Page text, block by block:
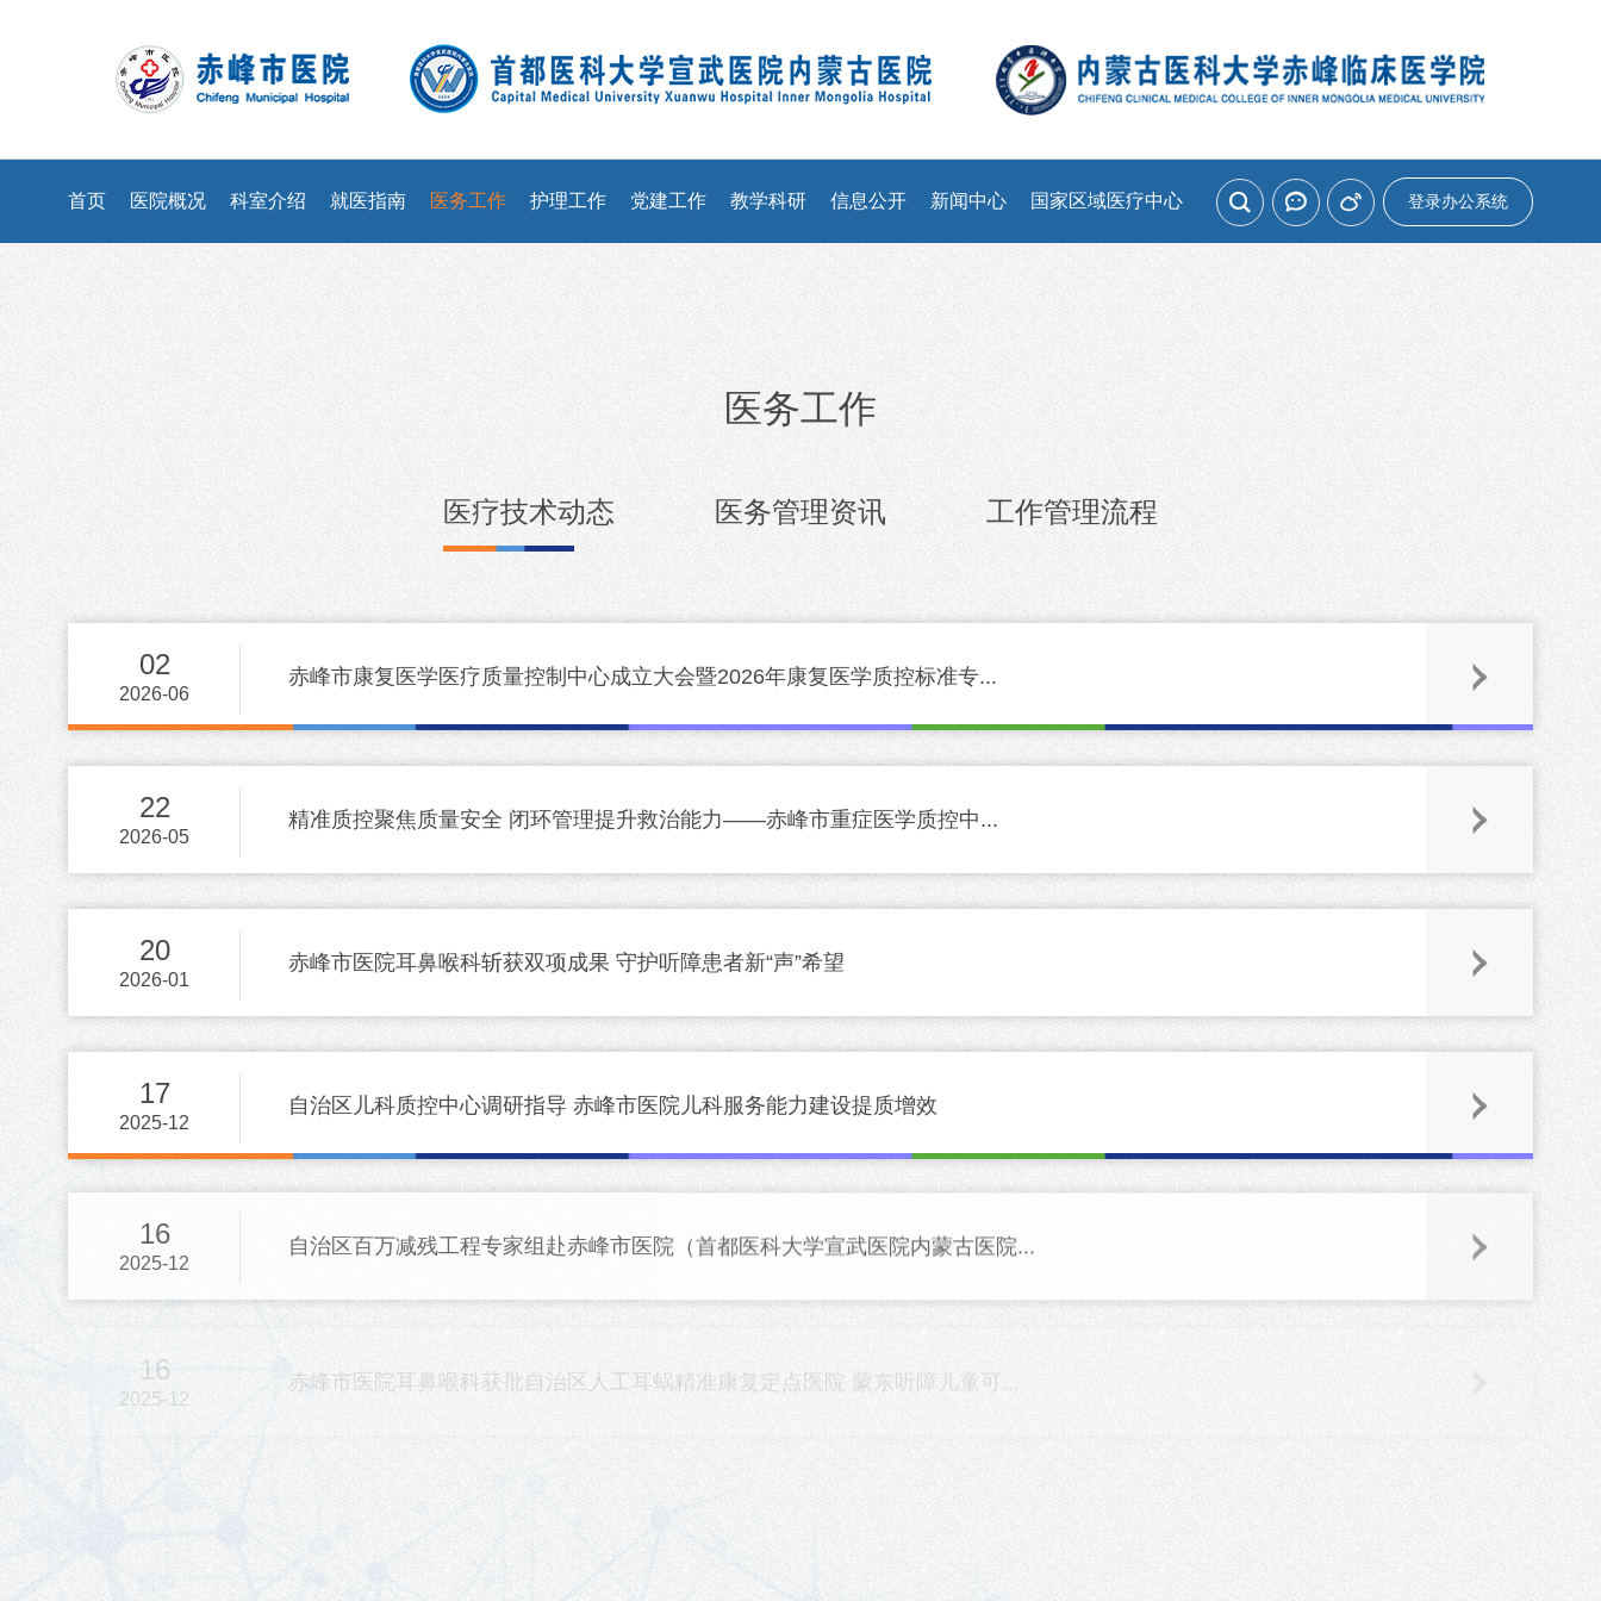
登录办公系统
首页 医院概况 科室介绍 就医指南 医务工作 护理工作 党建工作 教学科研 信息公开 新闻中心 国家区域医疗中心
医务工作
医疗技术动态 医务管理资讯 工作管理流程
02
2026-06
赤峰市康复医学医疗质量控制中心成立大会暨2026年康复医学质控标准专...
22
2026-05
精准质控聚焦质量安全 闭环管理提升救治能力——赤峰市重症医学质控中...
20
2026-01
赤峰市医院耳鼻喉科斩获双项成果 守护听障患者新“声”希望
17
2025-12
自治区儿科质控中心调研指导 赤峰市医院儿科服务能力建设提质增效
16
2025-12
自治区百万减残工程专家组赴赤峰市医院（首都医科大学宣武医院内蒙古医院...
16
2025-12
赤峰市医院耳鼻喉科获批自治区人工耳蜗精准康复定点医院 蒙东听障儿童可...
01
2025-12
筑牢生命防线——赤峰市院前急救专项培训第八期圆满落幕